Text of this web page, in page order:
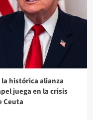
la histórica alianza
juega en la crisis
Ceuta